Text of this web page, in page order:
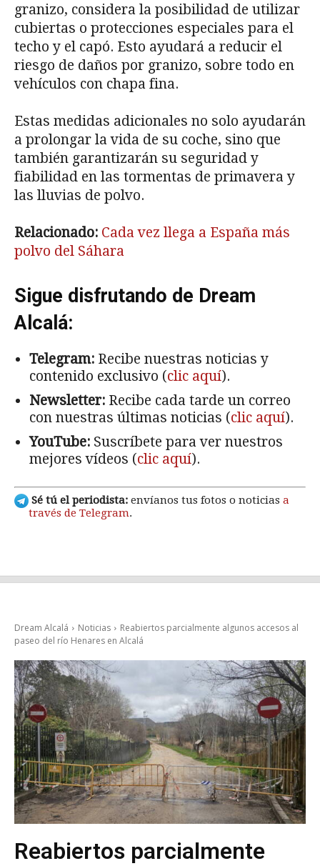
granizo, considera la posibilidad de utilizar
cubiertas o protecciones especiales para el
techo y el capó. Esto ayudará a reducir el
riesgo de daños por granizo, sobre todo en
vehículos con chapa fina.
Estas medidas adicionales no solo ayudarán
a prolongar la vida de su coche, sino que
también garantizarán su seguridad y
fiabilidad en las tormentas de primavera y
las lluvias de polvo.
Relacionado: Cada vez llega a España más
polvo del Sáhara
Sigue disfrutando de Dream
Alcalá:
Telegram: Recibe nuestras noticias y
contenido exclusivo (clic aquí).
Newsletter: Recibe cada tarde un correo
con nuestras últimas noticias (clic aquí).
YouTube: Suscríbete para ver nuestros
mejores vídeos (clic aquí).
Sé tú el periodista: envíanos tus fotos o noticias a
través de Telegram.